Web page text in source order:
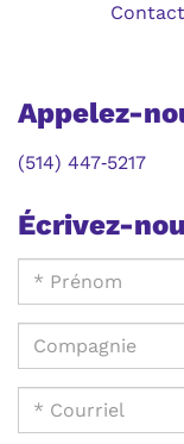
Appelez-
(514) 447‑5217
Écrivez-